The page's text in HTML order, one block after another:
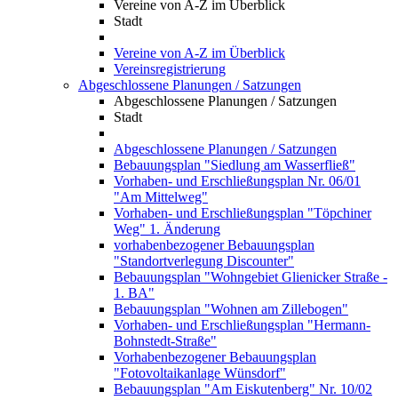
Vereine von A-Z im Überblick
Stadt
Vereine von A-Z im Überblick
Vereinsregistrierung
Abgeschlossene Planungen / Satzungen
Abgeschlossene Planungen / Satzungen
Stadt
Abgeschlossene Planungen / Satzungen
Bebauungsplan "Siedlung am Wasserfließ"
Vorhaben- und Erschließungsplan Nr. 06/01
"Am Mittelweg"
Vorhaben- und Erschließungsplan "Töpchiner
Weg" 1. Änderung
vorhabenbezogener Bebauungsplan
"Standortverlegung Discounter"
Bebauungsplan "Wohngebiet Glienicker Straße -
1. BA"
Bebauungsplan "Wohnen am Zillebogen"
Vorhaben- und Erschließungsplan "Hermann-
Bohnstedt-Straße"
Vorhabenbezogener Bebauungsplan
"Fotovoltaikanlage Wünsdorf"
Bebauungsplan "Am Eiskutenberg" Nr. 10/02